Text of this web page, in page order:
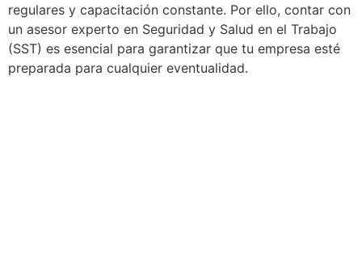
regulares y capacitación constante. Por ello, contar con
un asesor experto en Seguridad y Salud en el Trabajo
(SST) es esencial para garantizar que tu empresa esté
preparada para cualquier eventualidad.